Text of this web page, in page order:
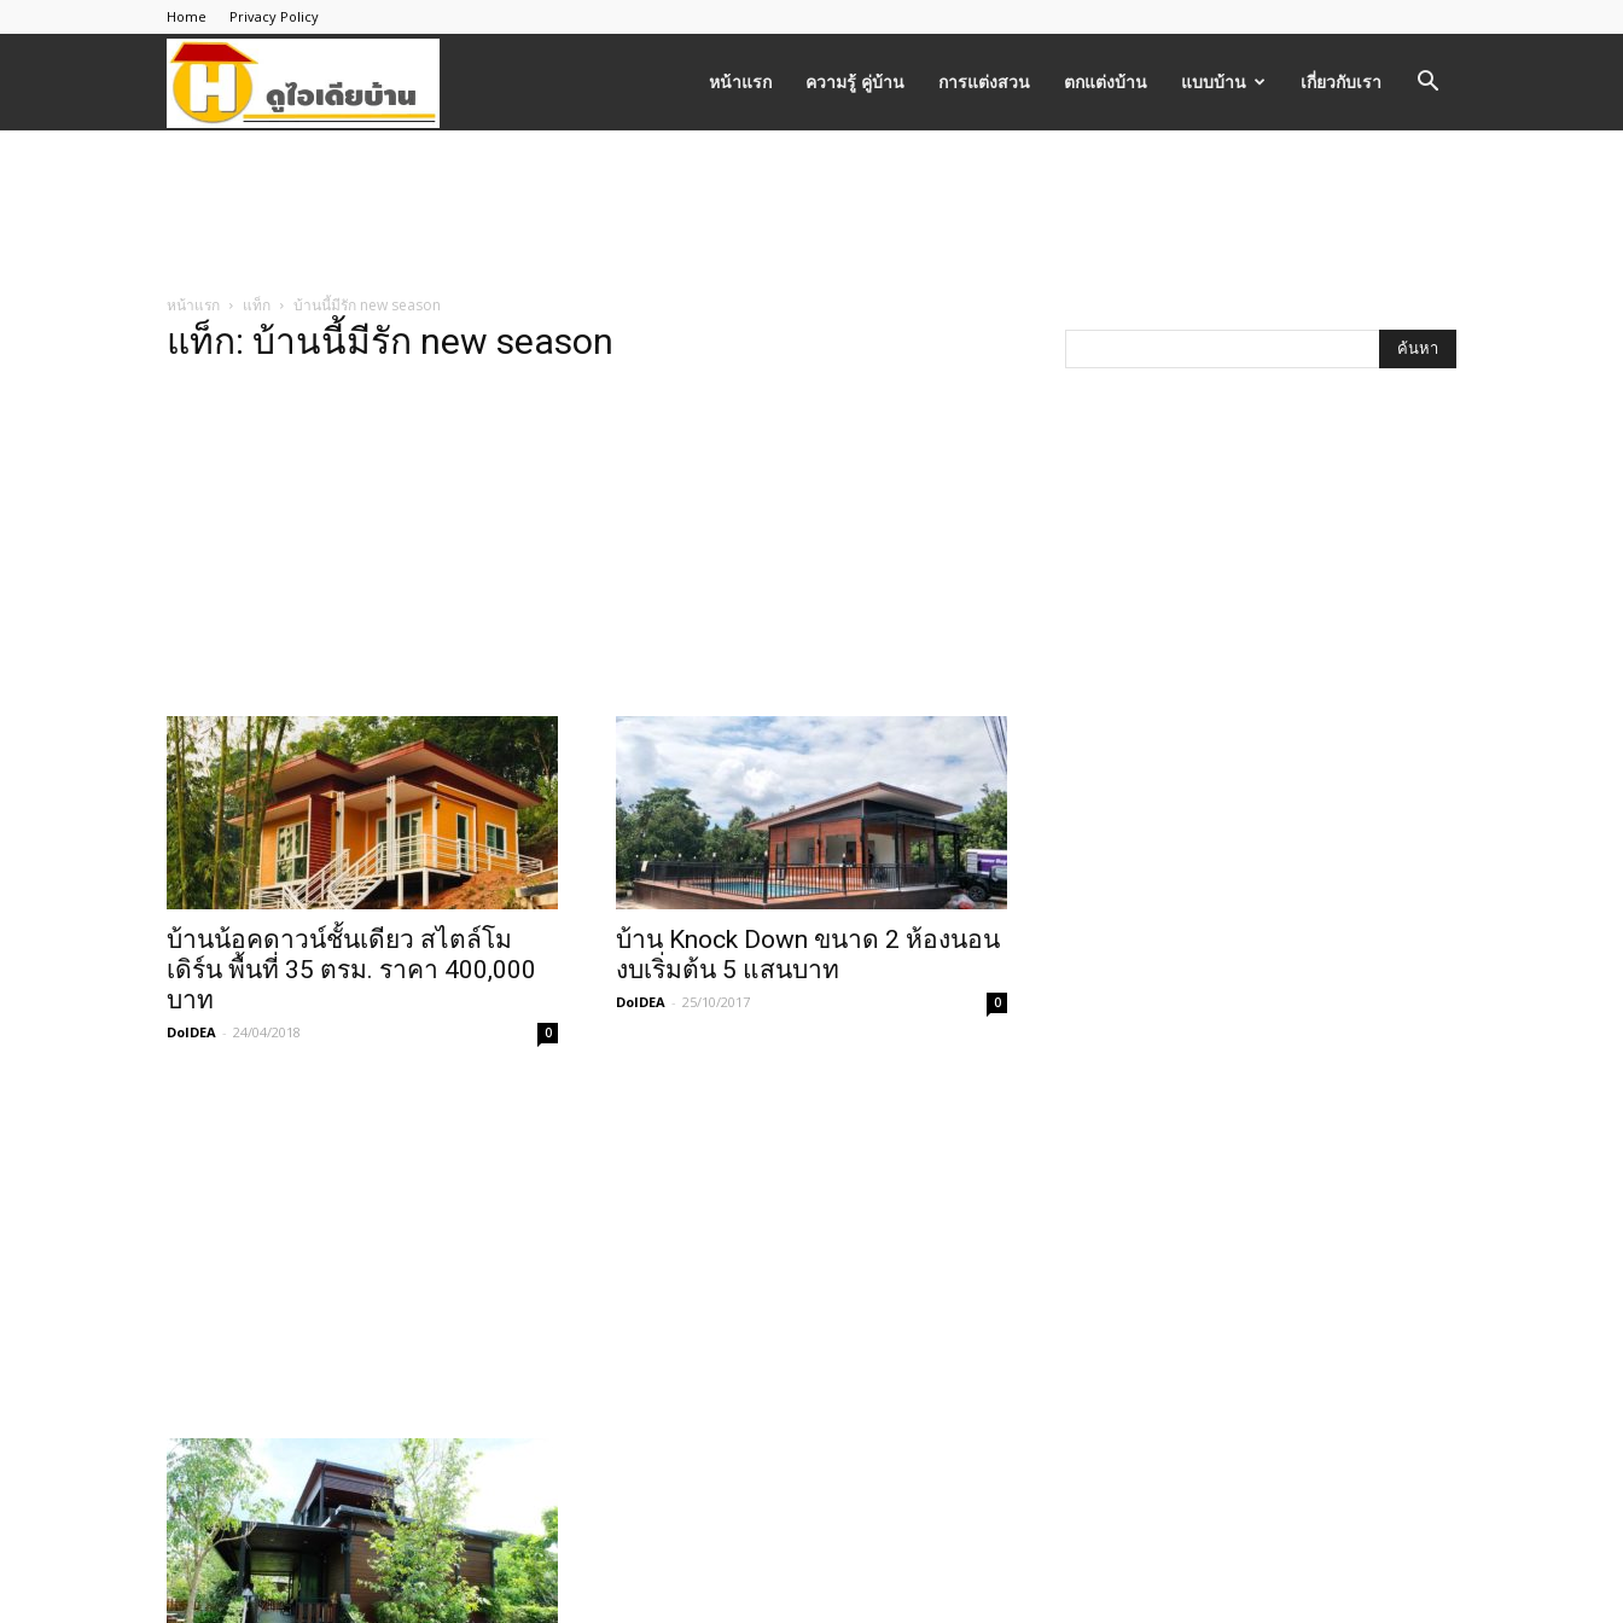
Home Privacy Policy
หน้าแรก ความรู้ คู่บ้าน การแต่งสวน ตกแต่งบ้าน แบบบ้าน เกี่ยวกับเรา
หน้าแรก แท็ก บ้านนี้มีรัก new season
แท็ก: บ้านนี้มีรัก new season
บ้านน้อคดาวน์ชั้นเดียว สไตล์โม
เดิร์น พื้นที่ 35 ตรม. ราคา 400,000
บาท
DoIDEA - 24/04/2018 0
บ้าน Knock Down ขนาด 2 ห้องนอน
งบเริ่มต้น 5 แสนบาท
DoIDEA - 25/10/2017 0